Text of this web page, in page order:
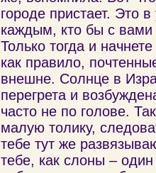
городе пристает. Это
каждым, кто бы с вами
Только тогда и
как правило,
внешне. Солнце в
перегрета и
часто не по голове.
малую толику,
тебе тут же
тебе, как слоны –